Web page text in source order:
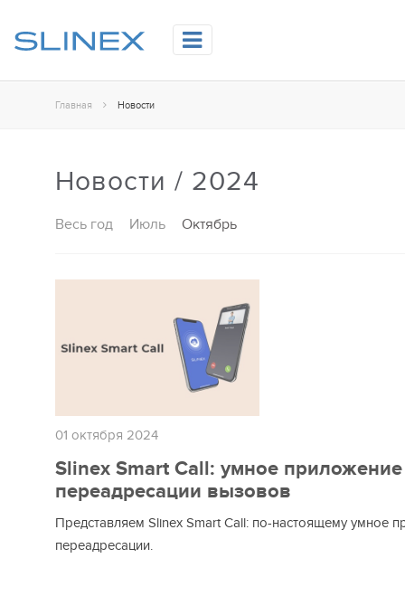
Главная Новости
Новости / 2024
Весь год Июль Октябрь
01 октября 2024
Slinex Smart Call: умное
переадресации вызовов
Представляем Slinex Smart Call: по-настоящему умное
переадресации.